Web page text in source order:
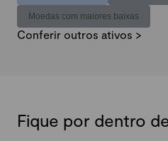
Moedas com maiores baixas
Conferir outros ativos >
Fique por dentro